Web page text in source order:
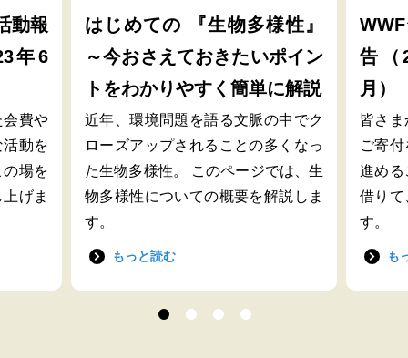
動報
年6
会費や
動を
場を
げま
はじめての 『生物多様性』
～今おさえておきたいポイン
トをわかりやすく簡単に解説
近年、環境問題を語る文脈の中でク
ローズアップされることの多くなっ
た生物多様性。 このページでは、生
物多様性についての概要を解説しま
す。
もっと読む
告（
月）
皆さ
ご寄
進める
借りて
す。
も